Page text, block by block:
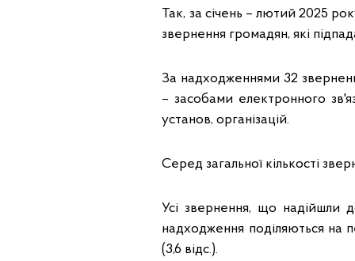
Так, за січень – лютий 2025
звернення громадян, які
За надходженнями 32
– засобами електронного
установ, організацій.
Серед загальної кількості
Усі звернення, що надійшли
надходження поділяються на
(3,6 відс.).